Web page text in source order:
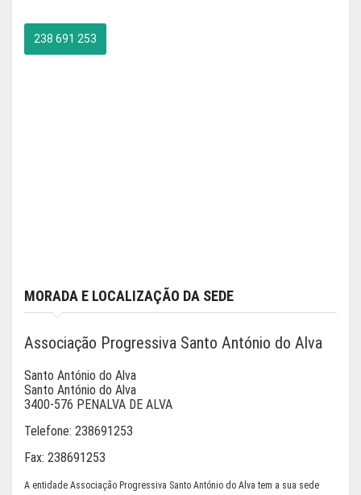
238 691 253
MORADA E LOCALIZAÇÃO DA SEDE
Associação Progressiva Santo António do Alva
Santo António do Alva
Santo António do Alva
3400-576 PENALVA DE ALVA
Telefone: 238691253
Fax: 238691253
A entidade Associação Progressiva Santo António do Alva tem a sua sede